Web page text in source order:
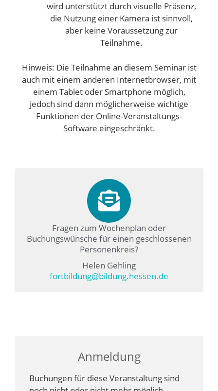
wird unterstützt durch visuelle Präsenz,
die Nutzung einer Kamera ist sinnvoll,
aber keine Voraussetzung zur
Teilnahme.
Hinweis: Die Teilnahme an diesem Seminar ist
auch mit einem anderen Internetbrowser, mit
einem Tablet oder Smartphone möglich,
jedoch sind dann möglicherweise wichtige
Funktionen der Online-Veranstaltungs-
Software eingeschränkt.
Fragen zum Wochenplan oder
Buchungswünsche für einen geschlossenen
Personenkreis?
Helen Gehling
fortbildung@bildung.hessen.de
Anmeldung
Buchungen für diese Veranstaltung sind